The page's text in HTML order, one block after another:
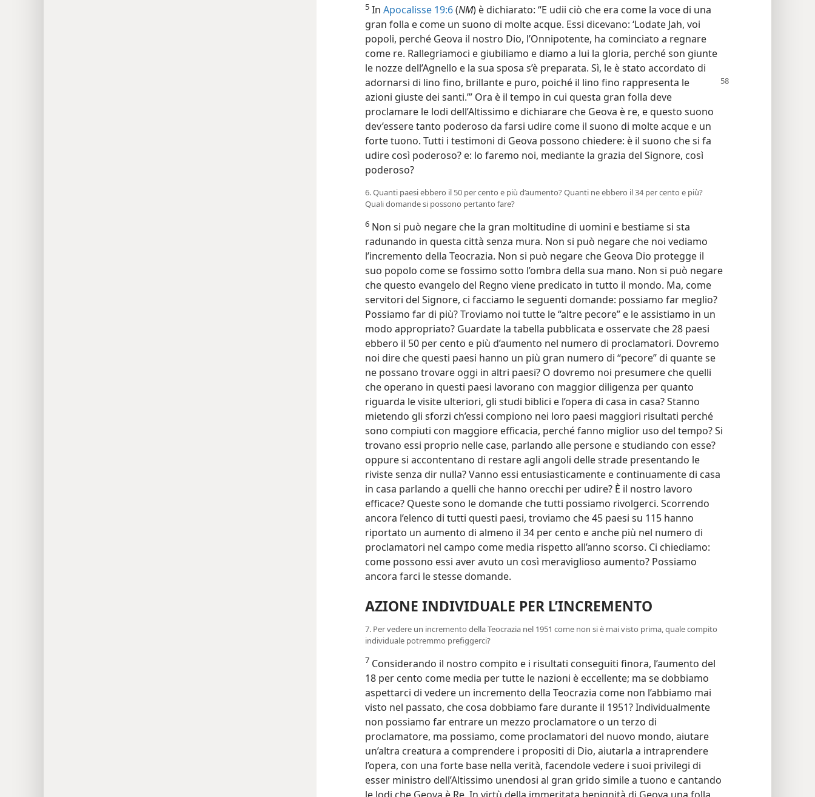
5 In Apocalisse 19:6(NM) è dichiarato: “E udii ciò che era come la voce di una
gran folla e come un suono di molte acque. Essi dicevano: ‘Lodate Jah, voi
popoli, perché Geova il nostro Dio, l’Onnipotente, ha cominciato a regnare
come re. Rallegriamoci e giubiliamo e diamo a lui la gloria, perché son giunte
le nozze dell’Agnello e la sua sposa s’è preparata. Sì, le è stato accordato di
adornarsi di lino fino, brillante e puro, poiché il lino fino rappresenta le
azioni giuste dei santi.’” Ora è il tempo in cui questa gran folla deve
proclamare le lodi dell’Altissimo e dichiarare che Geova è re, e questo suono
dev’essere tanto poderoso da farsi udire come il suono di molte acque e un
forte tuono. Tutti i testimoni di Geova possono chiedere: è il suono che si fa
udire così poderoso? e: lo faremo noi, mediante la grazia del Signore, così
poderoso?
6. Quanti paesi ebbero il 50 per cento e più d’aumento? Quanti ne ebbero il 34 per cento e più?
Quali domande si possono pertanto fare?
6 Non si può negare che la gran moltitudine di uomini e bestiame si sta
radunando in questa città senza mura. Non si può negare che noi vediamo
l’incremento della Teocrazia. Non si può negare che Geova Dio protegge il
suo popolo come se fossimo sotto l’ombra della sua mano. Non si può negare
che questo evangelo del Regno viene predicato in tutto il mondo. Ma, come
servitori del Signore, ci facciamo le seguenti domande: possiamo far meglio?
Possiamo far di più? Troviamo noi tutte le “altre pecore” e le assistiamo in un
modo appropriato? Guardate la tabella pubblicata e osservate che 28 paesi
ebbero il 50 per cento e più d’aumento nel numero di proclamatori. Dovremo
noi dire che questi paesi hanno un più gran numero di “pecore” di quante se
ne possano trovare oggi in altri paesi? O dovremo noi presumere che quelli
che operano in questi paesi lavorano con maggior diligenza per quanto
riguarda le visite ulteriori, gli studi biblici e l’opera di casa in casa? Stanno
mietendo gli sforzi ch’essi compiono nei loro paesi maggiori risultati perché
sono compiuti con maggiore efficacia, perché fanno miglior uso del tempo? Si
trovano essi proprio nelle case, parlando alle persone e studiando con esse?
oppure si accontentano di restare agli angoli delle strade presentando le
riviste senza dir nulla? Vanno essi entusiasticamente e continuamente di casa
in casa parlando a quelli che hanno orecchi per udire? È il nostro lavoro
efficace? Queste sono le domande che tutti possiamo rivolgerci. Scorrendo
ancora l’elenco di tutti questi paesi, troviamo che 45 paesi su 115 hanno
riportato un aumento di almeno il 34 per cento e anche più nel numero di
proclamatori nel campo come media rispetto all’anno scorso. Ci chiediamo:
come possono essi aver avuto un così meraviglioso aumento? Possiamo
ancora farci le stesse domande.
AZIONE INDIVIDUALE PER L’INCREMENTO
7. Per vedere un incremento della Teocrazia nel 1951 come non si è mai visto prima, quale compito
individuale potremmo prefiggerci?
7 Considerando il nostro compito e i risultati conseguiti finora, l’aumento del
18 per cento come media per tutte le nazioni è eccellente; ma se dobbiamo
aspettarci di vedere un incremento della Teocrazia come non l’abbiamo mai
visto nel passato, che cosa dobbiamo fare durante il 1951? Individualmente
non possiamo far entrare un mezzo proclamatore o un terzo di
proclamatore, ma possiamo, come proclamatori del nuovo mondo, aiutare
un’altra creatura a comprendere i propositi di Dio, aiutarla a intraprendere
l’opera, con una forte base nella verità, facendole vedere i suoi privilegi di
esser ministro dell’Altissimo unendosi al gran grido simile a tuono e cantando